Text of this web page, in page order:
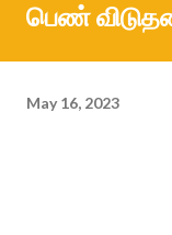
நர்மதா அணை
பெண்
May 16, 2023